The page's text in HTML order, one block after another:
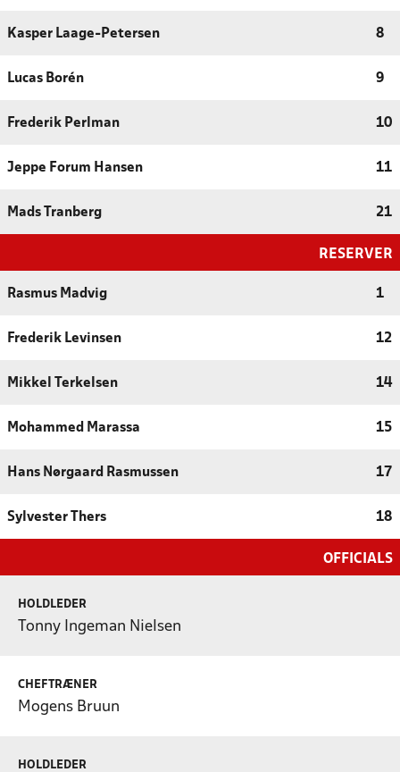
Kasper Laage-Petersen 8
Lucas Borén 9
Frederik Perlman 10
Jeppe Forum Hansen 11
Mads Tranberg 21
RESERVER
Rasmus Madvig 1
Frederik Levinsen 12
Mikkel Terkelsen 14
Mohammed Marassa 15
Hans Nørgaard Rasmussen 17
Sylvester Thers 18
OFFICIALS
HOLDLEDER
Tonny Ingeman Nielsen
CHEFTRÆNER
Mogens Bruun
HOLDLEDER